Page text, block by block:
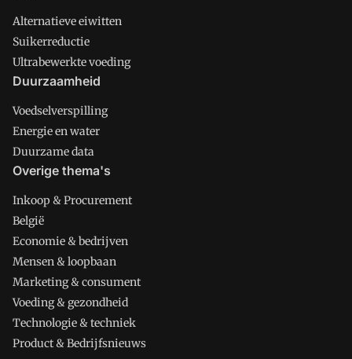
Alternatieve eiwitten
Suikerreductie
Ultrabewerkte voeding
Duurzaamheid
Voedselverspilling
Energie en water
Duurzame data
Overige thema's
Inkoop & Procurement
België
Economie & bedrijven
Mensen & loopbaan
Marketing & consument
Voeding & gezondheid
Technologie & techniek
Product & Bedrijfsnieuws